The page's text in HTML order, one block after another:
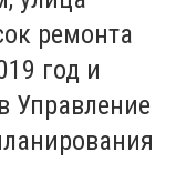
ремонта
год и
Управление